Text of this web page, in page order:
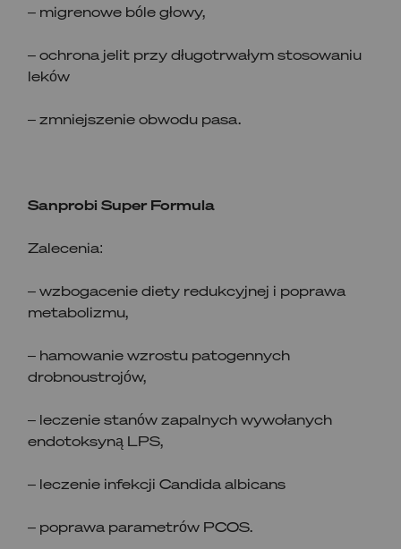
– migrenowe bóle głowy,
– ochrona jelit przy długotrwałym stosowaniu
leków
– zmniejszenie obwodu pasa.
Sanprobi Super Formula
Zalecenia:
– wzbogacenie diety redukcyjnej i poprawa
metabolizmu,
– hamowanie wzrostu patogennych
drobnoustrojów,
– leczenie stanów zapalnych wywołanych
endotoksyną LPS,
– leczenie infekcji Candida albicans
– poprawa parametrów PCOS.